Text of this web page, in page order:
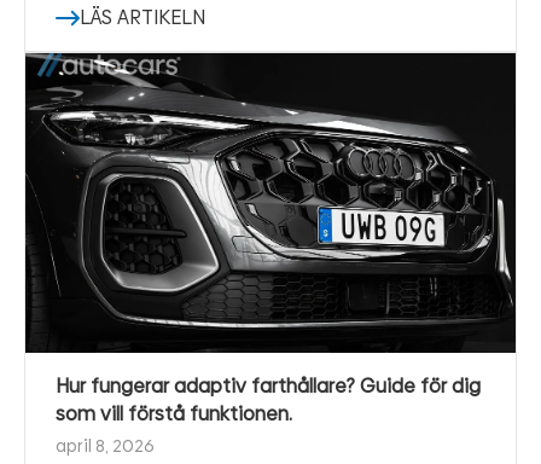
LÄS ARTIKELN
Hur fungerar adaptiv farthållare? Guide för dig
som vill förstå funktionen.
april 8, 2026